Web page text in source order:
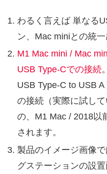
わるく言えば 単なる
ン、Mac miniとの統一
M1 Mac mini / Mac
USB Type-Cでの接続
USB Type-C to USB
の接続（実際に試し
の、M1 Mac / 2018以
されます。
製品のイメージ画像
グステーションの設